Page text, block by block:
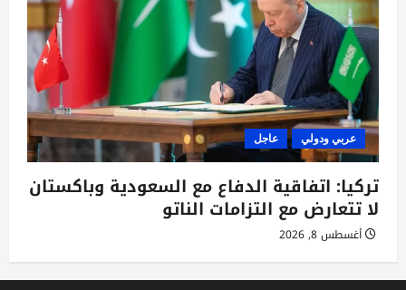
عربي ودولي عاجل
تركيا: اتفاقية الدفاع مع السعودية وباكستان
لا تتعارض مع التزامات الناتو
أغسطس 8, 2026